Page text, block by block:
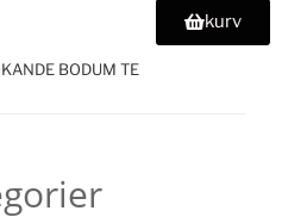
kurv
BODUM TE